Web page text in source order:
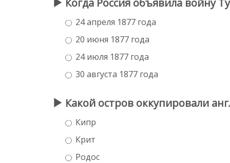
24 апреля 1877 года
20 июня 1877 года
24 июля 1877 года
30 августа 1877 года
Какой остров оккупировали
Кипр
Крит
Родос